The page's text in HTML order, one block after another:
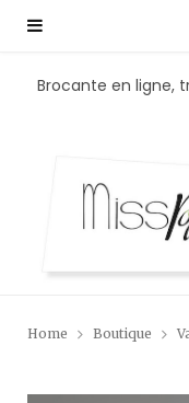
Brocante en ligne,
Home Boutique